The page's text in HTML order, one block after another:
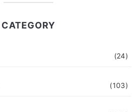
CATEGORY
(24)
(103)